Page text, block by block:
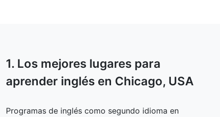
1. Los mejores lugares para
aprender inglés en Chicago, USA
Programas de inglés como segundo idioma en